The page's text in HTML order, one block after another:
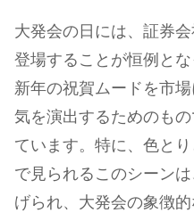
大発会の日には、証券
登場することが恒例と
新年の祝賀ムードを市
気を演出するためのも
ています。特に、色と
で見られるこのシーン
げられ、大発会の象徴